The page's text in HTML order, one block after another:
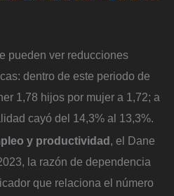
pueden ver reducciones
dentro de este periodo de
1,78 hijos por mujer a 1,72; a
cayó del 14,3% al 13,3%.
y productividad, el Dane
la razón de dependencia
que relaciona el número